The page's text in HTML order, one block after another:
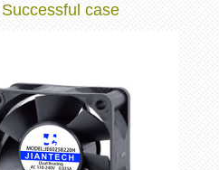
Successful case